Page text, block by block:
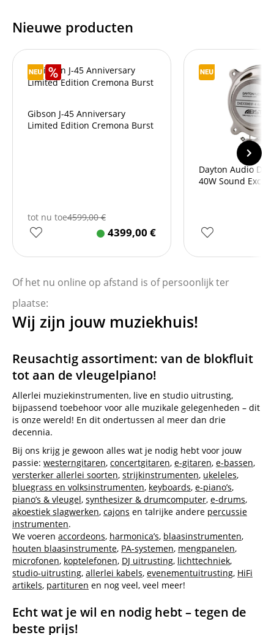
Nieuwe producten
Gibson J-45 Anniversary
Limited Edition Cremona Burst
tot nu toe4599,00€
4399,00 €
Dayton Audio
40W Sound
Of het nu online op afstand is of persoonlijk ter
plaatse:
Wij zijn jouw muziekhuis!
Reusachtig assortiment: van de blokfluit
tot aan de vleugelpiano!
Allerlei muziekinstrumenten, live en studio uitrusting,
bijpassend toebehoor voor alle muzikale gelegenheden – dit
is onze wereld! En dit ondertussen al meer dan drie
decennia.
Bij ons krijg je gewoon alles wat je nodig hebt voor jouw
passie: westerngitaren, concertgitaren, e-gitaren, e-bassen,
versterker allerlei soorten, strijkinstrumenten, ukeleles,
bluegrass en volksinstrumenten, keyboards, e-piano’s,
piano’s & vleugel, synthesizer & drumcomputer, e-drums,
akoestiek slagwerken, cajons en talrijke andere percussie
instrumenten.
We voeren accordeons, harmonica’s, blaasinstrumenten,
houten blaasinstrumente, PA-systemen, mengpanelen,
microfonen, koptelefonen, DJ uitrusting, lichttechniek,
studio-uitrusting, allerlei kabels, evenementuitrusting, HiFi
artikels, partituren en nog veel, veel meer!
Echt wat je wil en nodig hebt – tegen de
beste prijs!